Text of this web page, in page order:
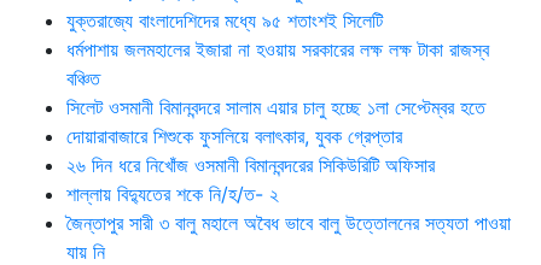
যুক্তরাজ্যে বাংলাদেশিদের মধ্যে ৯৫ শতাংশই সিলেটি
ধর্মপাশায় জলমহালের ইজারা না হওয়ায় সরকারের লক্ষ লক্ষ টাকা রাজস্ব
বঞ্চিত
সিলেট ওসমানী বিমানবন্দরে সালাম এয়ার চালু হচ্ছে ১লা সেপ্টেম্বর হতে
দোয়ারাবাজারে শিশুকে ফুসলিয়ে বলাৎকার, যুবক গ্রেপ্তার
২৬ দিন ধরে নিখোঁজ ওসমানী বিমানবন্দরের সিকিউরিটি অফিসার
শাল্লায় বিদ্যুতের শকে নি/হ/ত- ২
জৈন্তাপুর সারী ৩ বালু মহালে অবৈধ ভাবে বালু উত্তোলনের সত্যতা পাওয়া
যায় নি